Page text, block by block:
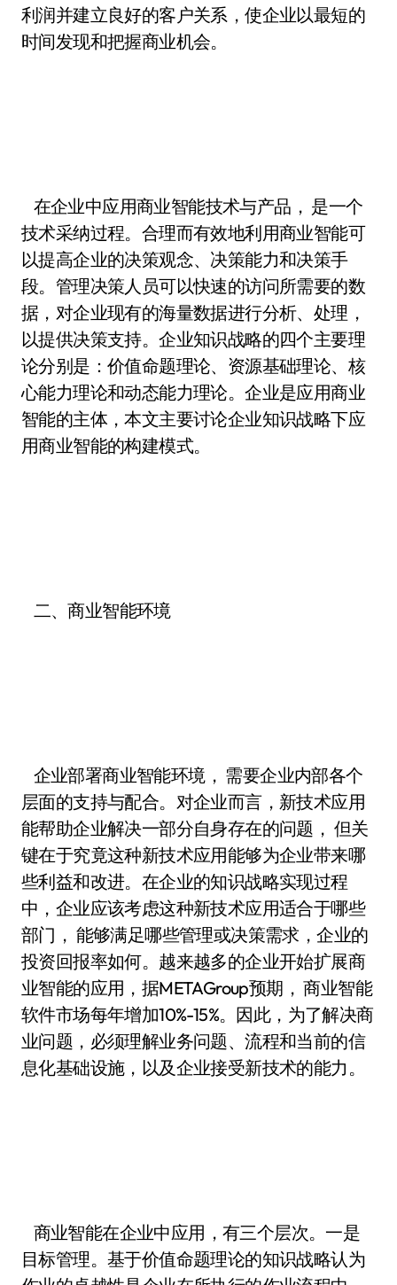
利润并建立良好的客户关系，使企业以最短的
时间发现和把握商业机会。
在企业中应用商业智能技术与产品， 是一个
技术采纳过程。合理而有效地利用商业智能可
以提高企业的决策观念、决策能力和决策手
段。管理决策人员可以快速的访问所需要的数
据，对企业现有的海量数据进行分析、处理，
以提供决策支持。企业知识战略的四个主要理
论分别是：价值命题理论、资源基础理论、核
心能力理论和动态能力理论。企业是应用商业
智能的主体，本文主要讨论企业知识战略下应
用商业智能的构建模式。
二、商业智能环境
企业部署商业智能环境， 需要企业内部各个
层面的支持与配合。对企业而言，新技术应用
能帮助企业解决一部分自身存在的问题， 但关
键在于究竟这种新技术应用能够为企业带来哪
些利益和改进。在企业的知识战略实现过程
中，企业应该考虑这种新技术应用适合于哪些
部门， 能够满足哪些管理或决策需求，企业的
投资回报率如何。越来越多的企业开始扩展商
业智能的应用，据METAGroup预期， 商业智能
软件市场每年增加10%-15%。因此，为了解决商
业问题，必须理解业务问题、流程和当前的信
息化基础设施，以及企业接受新技术的能力。
商业智能在企业中应用，有三个层次。一是
目标管理。基于价值命题理论的知识战略认为